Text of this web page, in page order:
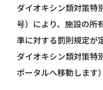
ダイオキシン類対策特
号）により、施設の所
準に対する罰則規定が
ダイオキシン類対策特
ポータルへ移動します）